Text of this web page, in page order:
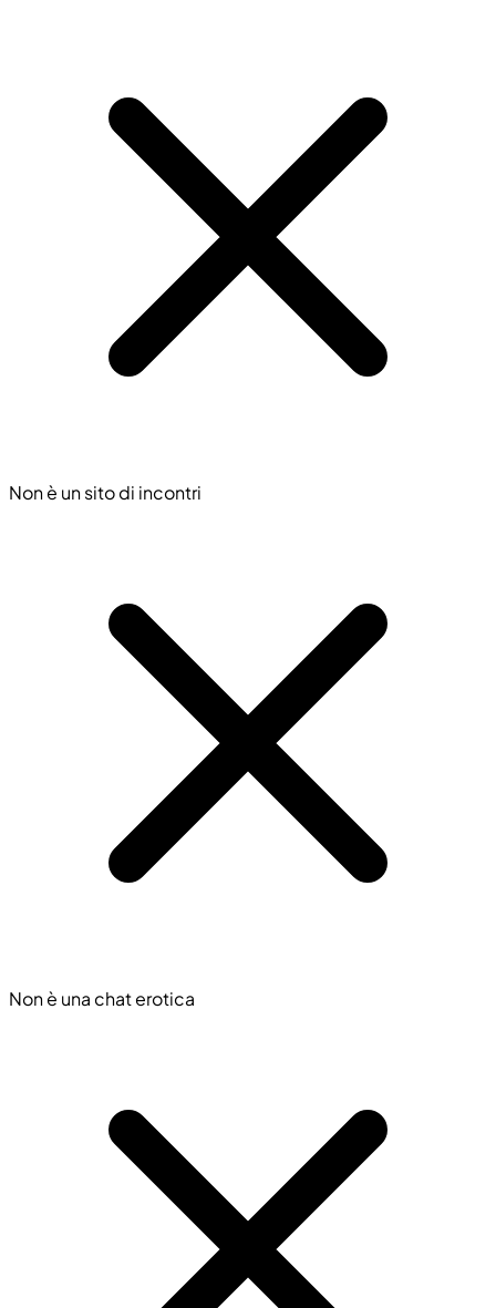
Non è un sito di incontri
Non è una chat erotica